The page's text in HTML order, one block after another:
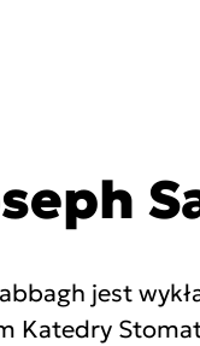
jest
Katedry